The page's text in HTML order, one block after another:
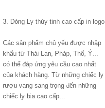
3. Dòng Ly thủy tinh cao cấp in logo
Các sản phẩm chủ yếu được nhập
khẩu từ Thái Lan, Pháp, Thổ, Ý...
có thể đáp ứng yêu cầu cao nhất
của khách hàng. Từ những chiếc ly
rượu vang sang trọng đến những
chiếc ly bia cao cấp...